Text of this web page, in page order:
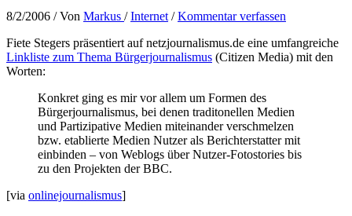
8/2/2006 / Von Markus /Internet /Kommentar verfassen
Fiete Stegers präsentiert auf netzjournalismus.de eine umfangreiche
Linkliste zum Thema Bürgerjournalismus (Citizen Media) mit den
Worten:
Konkret ging es mir vor allem um Formen des
Bürgerjournalismus, bei denen traditonellen Medien
und Partizipative Medien miteinander verschmelzen
bzw. etablierte Medien Nutzer als Berichterstatter mit
einbinden – von Weblogs über Nutzer-Fotostories bis
zu den Projekten der BBC.
[via onlinejournalismus]